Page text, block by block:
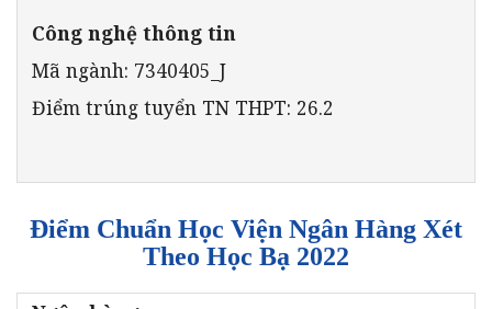
Công nghệ thông tin
Mã ngành: 7340405_J
Điểm trúng tuyển TN THPT: 26.2
Điểm Chuẩn Học Viện Ngân Hàng Xét
Theo Học Bạ 2022